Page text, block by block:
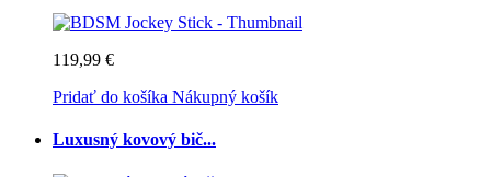
119,99 €
Pridať do košíka Nákupný košík
Luxusný kovový bič...